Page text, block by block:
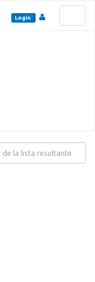
Login